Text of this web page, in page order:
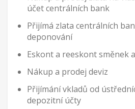
účet centrálních bank
Přijímá zlata centrálních
deponování
Eskont a reeskont směnek
Nákup a prodej deviz
Přijímání vkladů od
depozitní účty